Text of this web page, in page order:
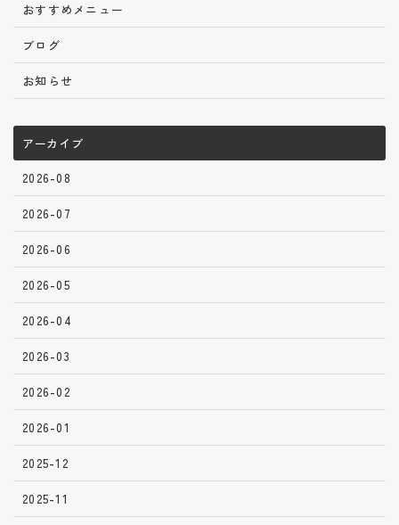
おすすめメニュー
ブログ
お知らせ
アーカイブ
2026-08
2026-07
2026-06
2026-05
2026-04
2026-03
2026-02
2026-01
2025-12
2025-11